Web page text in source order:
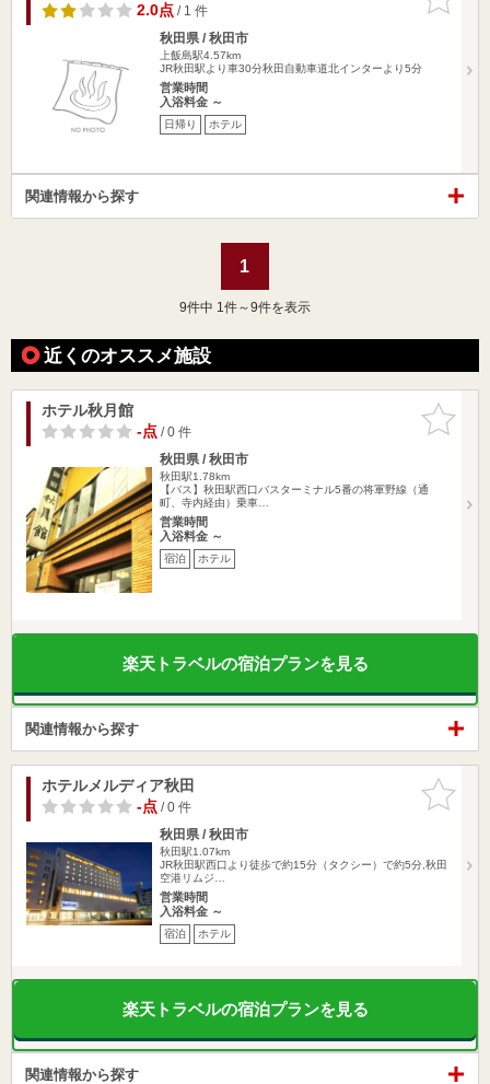
りに追加
2.0点/ 1 件
秋田県 / 秋田市
上飯島駅4.57km
JR秋田駅より車30分秋田自動車道北インターより5分
営業時間
入浴料金 ～
日帰り ホテル
関連情報から探す
1
9件中 1件～9件を表示
近くのオススメ施設
お気に入
りに追加
ホテル秋月館
-点/ 0 件
秋田県 / 秋田市
秋田駅1.78km
【バス】秋田駅西口バスターミナル5番の将軍野線（通
町、寺内経由）乗車…
営業時間
入浴料金 ～
宿泊 ホテル
楽天トラベルの宿泊プランを見る
関連情報から探す
お気に入
りに追加
ホテルメルディア秋田
-点/ 0 件
秋田県 / 秋田市
秋田駅1.07km
JR秋田駅西口より徒歩で約15分（タクシー）で約5分,秋田
空港リムジ…
営業時間
入浴料金 ～
宿泊 ホテル
楽天トラベルの宿泊プランを見る
関連情報から探す